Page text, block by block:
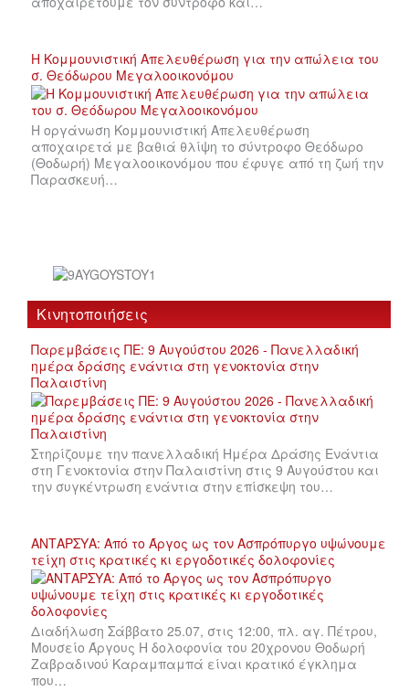
Η Κομμουνιστική Απελευθέρωση για την απώλεια του
σ. Θεόδωρου Μεγαλοοικονόμου
Η οργάνωση Κομμουνιστική Απελευθέρωση
αποχαιρετά με βαθιά θλίψη το σύντροφο Θεόδωρο
(Θοδωρή) Μεγαλοοικονόμου που έφυγε από τη ζωή την
Παρασκευή…
Κινητοποιήσεις
Παρεμβάσεις ΠΕ: 9 Αυγούστου 2026 - Πανελλαδική
ημέρα δράσης ενάντια στη γενοκτονία στην
Παλαιστίνη
Στηρίζουμε την πανελλαδική Ημέρα Δράσης Ενάντια
στη Γενοκτονία στην Παλαιστίνη στις 9 Αυγούστου και
την συγκέντρωση ενάντια στην επίσκεψη του…
ΑΝΤΑΡΣΥΑ: Από το Άργος ως τον Ασπρόπυργο υψώνουμε
τείχη στις κρατικές κι εργοδοτικές δολοφονίες
Διαδήλωση Σάββατο 25.07, στις 12:00, πλ. αγ. Πέτρου,
Μουσείο Άργους Η δολοφονία του 20χρονου Θοδωρή
Ζαβραδινού Καραμπαμπά είναι κρατικό έγκλημα
που…